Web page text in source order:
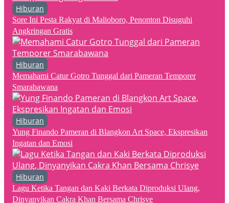
Hiburan
Sore Ini Pesta Rakyat di Malioboro, Penonton Disuguhi
Angkringan Gratis
Hiburan
Memahami Catur Gotro Tunggal dari Pameran Temporer
Smarabawana
Hiburan
Yung Finando Pameran di Blangkon Art Space, Ekspresikan
Ingatan dan Emosi
Hiburan
Lagu Ketika Tangan dan Kaki Berkata Diproduksi Ulang,
Dinyanyikan Cakra Khan Bersama Chrisye